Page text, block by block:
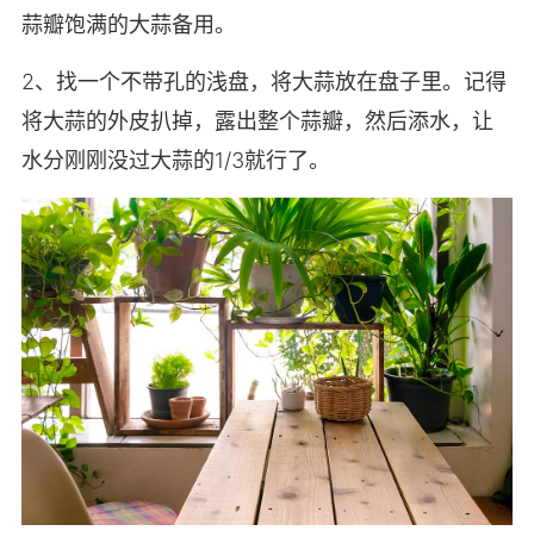
蒜瓣饱满的大蒜备用。
2、找一个不带孔的浅盘，将大蒜放在盘子里。记得
将大蒜的外皮扒掉，露出整个蒜瓣，然后添水，让
水分刚刚没过大蒜的1/3就行了。